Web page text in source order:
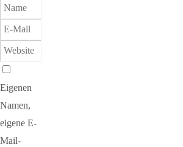
Eigenen
Namen,
eigene E-
Mail-